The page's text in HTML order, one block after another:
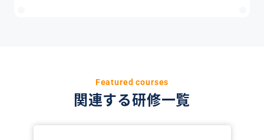
Featured courses
関連する研修一覧